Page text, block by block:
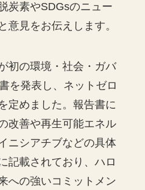
炭素やSDGsのニュー
意見をお伝えします。
初の環境・社会・ガバ
を発表し、ネットゼロ
定めました。報告書に
改善や再生可能エネル
ニシアチブなどの具体
記載されており、ハロ
への強いコミットメン